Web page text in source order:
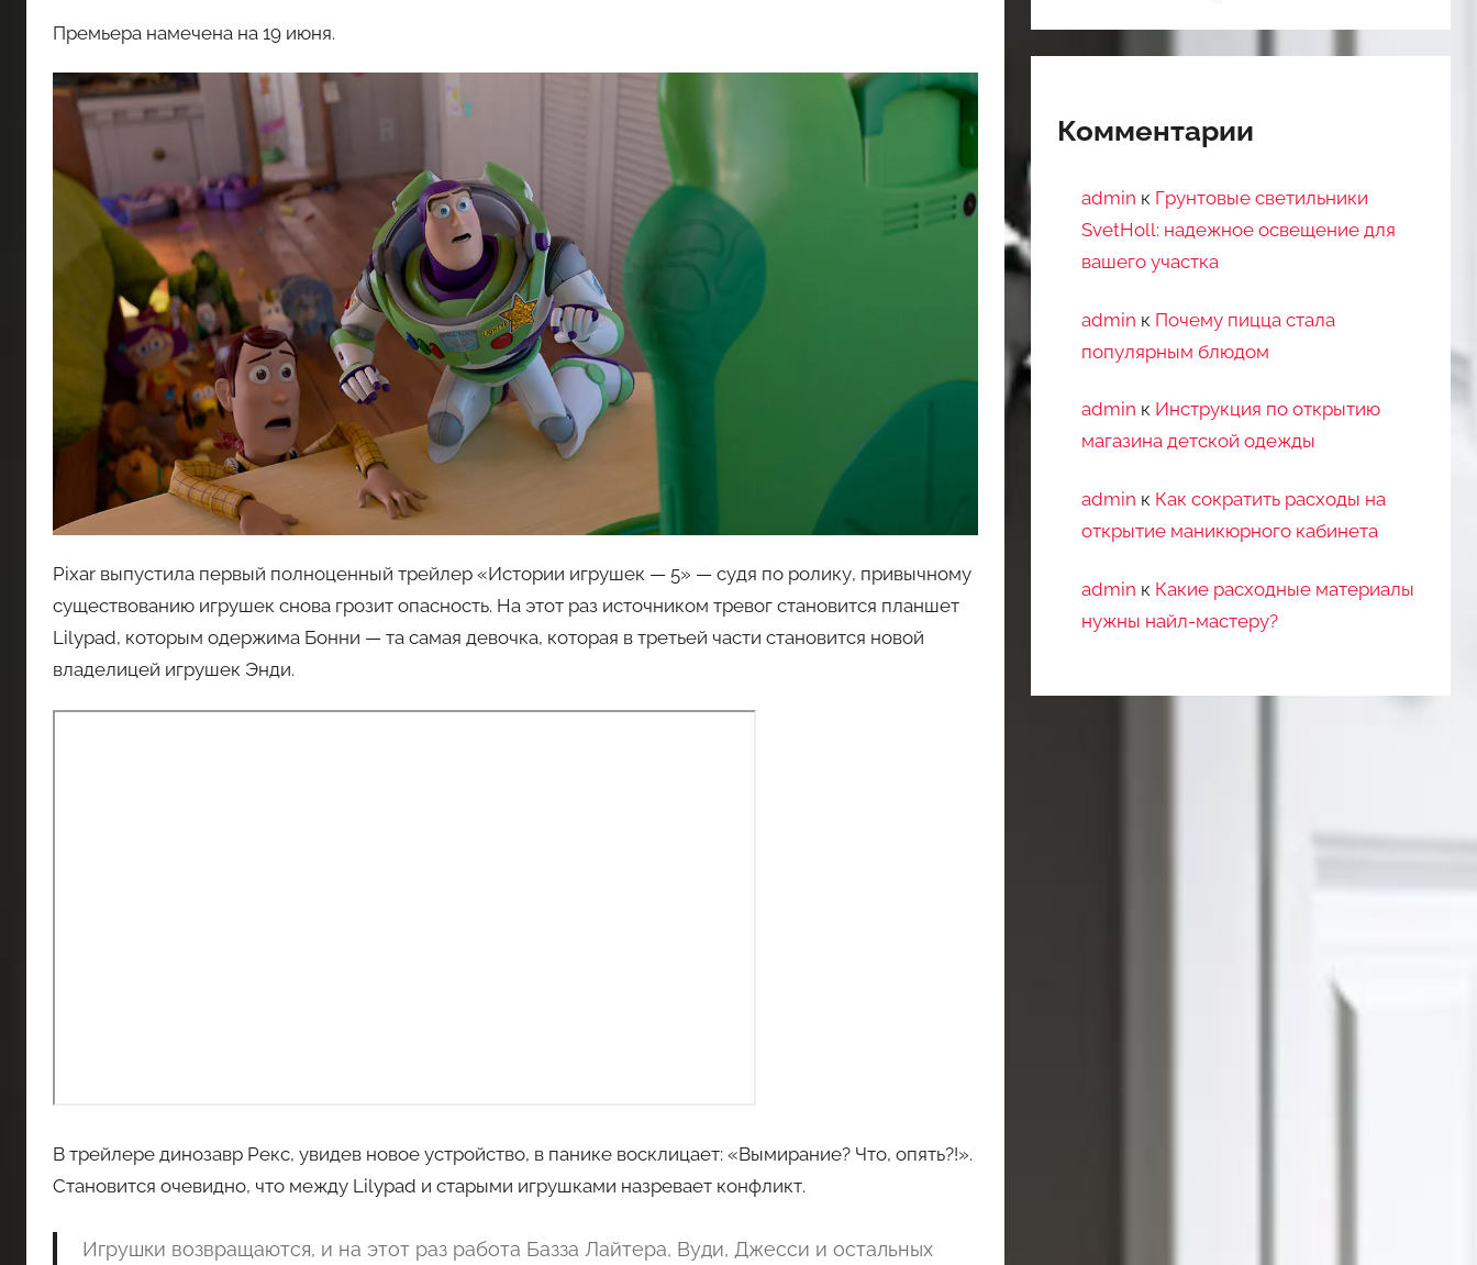
Премьера намечена на 19 июня.
Pixar выпустила первый полноценный трейлер «Истории игрушек — 5» — судя по ролику, привычному
существованию игрушек снова грозит опасность. На этот раз источником тревог становится планшет
Lilypad, которым одержима Бонни — та самая девочка, которая в третьей части становится новой
владелицей игрушек Энди.
В трейлере динозавр Рекс, увидев новое устройство, в панике восклицает: «Вымирание? Что, опять?!».
Становится очевидно, что между Lilypad и старыми игрушками назревает конфликт.
Игрушки возвращаются, и на этот раз работа Базза Лайтера, Вуди, Джесси и остальных
Комментарии
admin к Грунтовые светильники
SvetHoll: надежное освещение для
вашего участка
admin к Почему пицца стала
популярным блюдом
admin к Инструкция по открытию
магазина детской одежды
admin к Как сократить расходы на
открытие маникюрного кабинета
admin к Какие расходные материалы
нужны найл-мастеру?